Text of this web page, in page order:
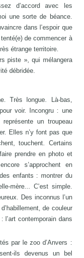
d’accord avec les
une sorte de béance.
dans l’espoir que
de commencer à
étrange territoire.
piste », qui mélangera
débridée.
Très longue. Là-bas,
voir. Incongru : une
un troupeau
Elles n’y font pas que
touchent. Certains
prendre en photo et
s’approchent en
enfants : montrer du
mère... C’est simple.
Des inconnus l’un
de couleur
contemporain dans
par le zoo d’Anvers :
ils devenus un bel